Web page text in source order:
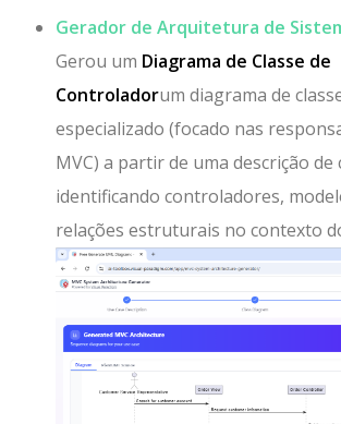
Gerador de Arquitetura de
Gerou um Diagrama de Classe de
Controladorum diagrama de
especializado (focado nas
MVC) a partir de uma descrição de
identificando controladores,
relações estruturais no contexto